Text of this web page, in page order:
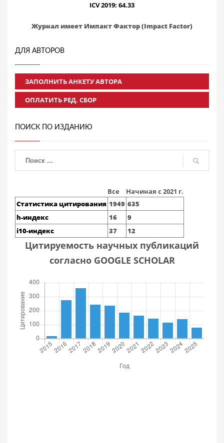
ICV 2019: 64.33
Журнал имеет Импакт Фактор (Impact Factor)
ДЛЯ АВТОРОВ
ЗАПОЛНИТЬ АНКЕТУ АВТОРА
ОПЛАТИТЬ РЕД. СБОР
ПОИСК ПО ИЗДАНИЮ
Все
Начиная с 2021 г.
Статистика цитирования 1949 635
h-индекс
16
9
i10-индекс
37 12
Цитируемость научных публикаций
согласно GOOGLE SCHOLAR